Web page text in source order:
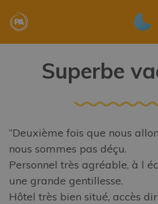
Superbe
“Deuxième fois que nous
nous sommes pas déçu.
Personnel très agréable, à l
une grande gentillesse.
Hôtel très bien situé, accès